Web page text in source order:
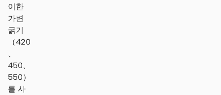
이한
가변
굵기
（420
450、
550）
를 사